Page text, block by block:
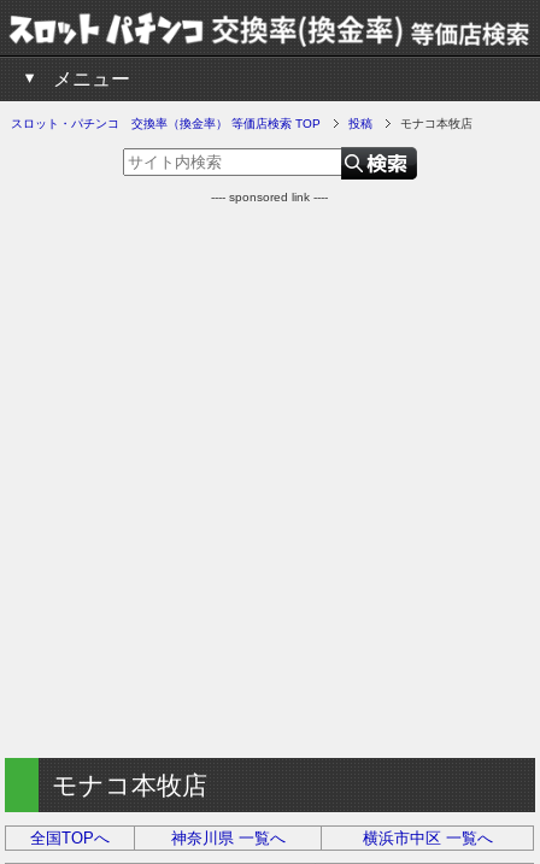
メニュー
スロット・パチンコ 交換率（換金率） 等価店検索 TOP 投稿 モナコ本牧店
---- sponsored link ----
モナコ本牧店
全国TOPへ 神奈川県 一覧へ 横浜市中区 一覧へ